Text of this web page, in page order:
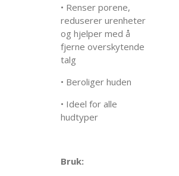
• Renser porene,
reduserer urenheter
og hjelper med å
fjerne overskytende
talg
• Beroliger huden
• Ideel for alle
hudtyper
Bruk: